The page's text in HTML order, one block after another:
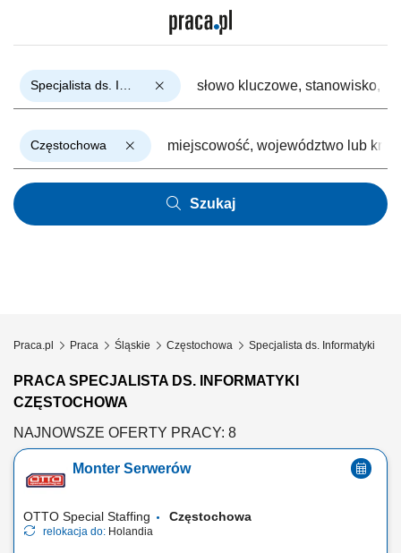
Częstochowa
Szukaj
Praca.pl Praca Śląskie Częstochowa Specjalista ds. Informatyki
PRACA SPECJALISTA DS. INFORMATYKI
CZĘSTOCHOWA
NAJNOWSZE OFERTY PRACY: 8
Monter Serwerów
OTTO Special Staffing Częstochowa
relokacja do: Holandia